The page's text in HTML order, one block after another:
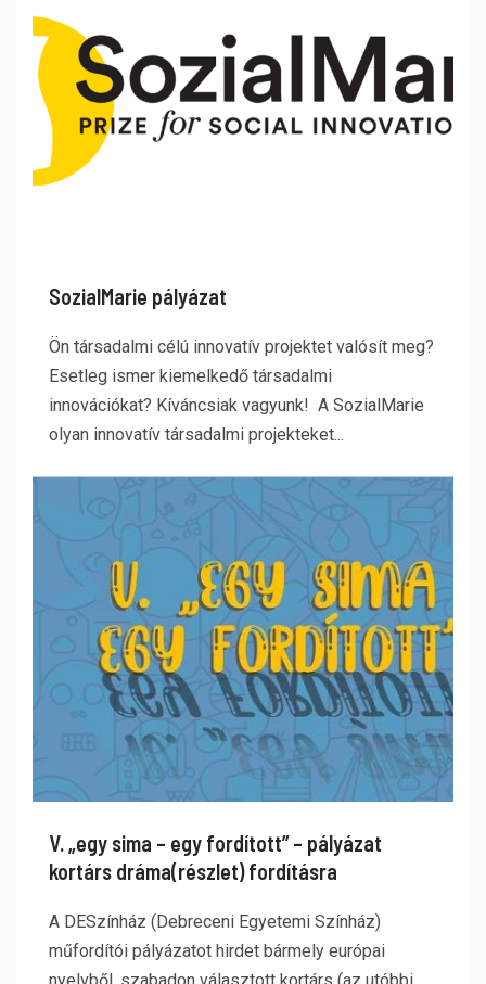
SozialMarie pályázat
Ön társadalmi célú innovatív projektet valósít meg?
Esetleg ismer kiemelkedő társadalmi
innovációkat? Kíváncsiak vagyunk! A SozialMarie
olyan innovatív társadalmi projekteket...
V. „egy sima – egy fordított” – pályázat
kortárs dráma(részlet) fordításra
A DESzínház (Debreceni Egyetemi Színház)
műfordítói pályázatot hirdet bármely európai